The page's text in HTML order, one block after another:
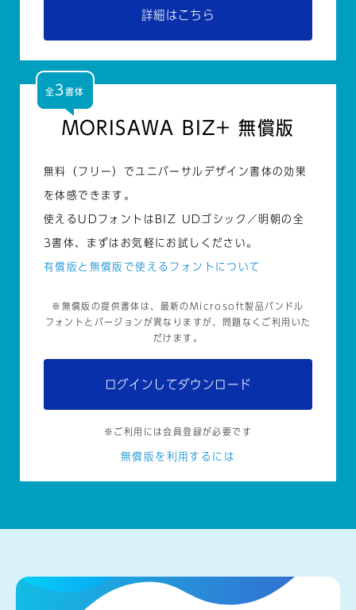
詳細はこちら
全3書体
MORISAWA BIZ+ 無償版
無料（フリー）でユニバーサルデザイン書体の効果
を体感できます。
使えるUDフォントはBIZ UDゴシック／明朝の全
3書体、まずはお気軽にお試しください。
有償版と無償版で使えるフォントについて
※無償版の提供書体は、最新のMicrosoft製品バンドル
フォントとバージョンが異なりますが、問題なくご利用いた
だけます。
ログインしてダウンロード
※ご利用には会員登録が必要です
無償版を利用するには